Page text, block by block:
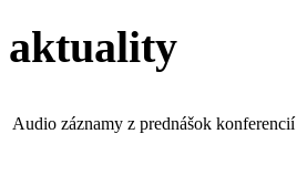
aktuality
Audio záznamy z prednášok konferencií